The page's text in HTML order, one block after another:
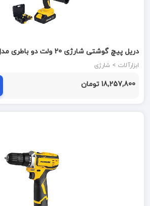
BMC کنزاکس KENZAX
ابزارآلات > شارژی
18,257,800 تومان